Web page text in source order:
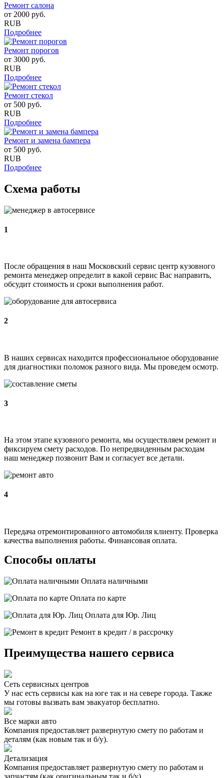
Ремонт салона
от 2000 руб.
RUB
Подробнее
Ремонт порогов
от 3000 руб.
RUB
Подробнее
Ремонт стекол
от 500 руб.
RUB
Подробнее
Ремонт и замена бампера
от 500 руб.
RUB
Подробнее
Схема работы
1
После обращения в наш Московский сервис центр кузовного
ремонта менеджер определит в какой сервис Вас направить,
обсудит стоимость и сроки выполнения работ.
2
В наших сервисах находится профессиональное оборудование
для диагностики поломок разного вида. Мы проведем осмотр.
3
На этом этапе кузовного ремонта, мы осуществляем ремонт и
фиксируем смету расходов. По непредвиденным расходам
наш менеджер позвонит Вам и согласует все детали.
4
Передача отремонтированного автомобиля клиенту. Проверка
качества выполнения работы. Финансовая оплата.
Способы оплаты
Оплата наличными
Оплата по карте
Оплата для Юр. Лиц
Ремонт в кредит / в рассрочку
Преимущества нашего сервиса
Сеть сервисных центров
У нас есть сервисы как на юге так и на севере города. Также
мы готовы вызвать вам эвакуатор бесплатно.
Все марки авто
Компания предоставляет развернутую смету по работам и
деталям (как новым так и б/у).
Детализация
Компания предоставляет развернутую смету по работам и